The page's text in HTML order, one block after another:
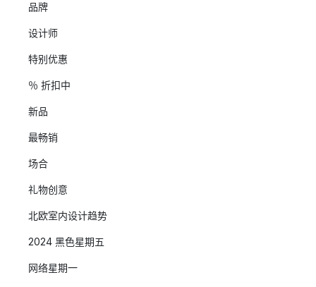
品牌
设计师
特别优惠
％ 折扣中
新品
最畅销
场合
礼物创意
北欧室内设计趋势
2024 黑色星期五
网络星期一